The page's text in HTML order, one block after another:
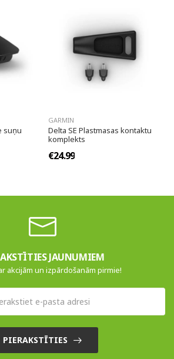
suņu
GARMIN
Delta SE Plastmasas kontaktu
komplekts
€24.99
JAUNUMIEM
akcijām un izpārdošanām pirmie!
PIERAKSTĪTIES